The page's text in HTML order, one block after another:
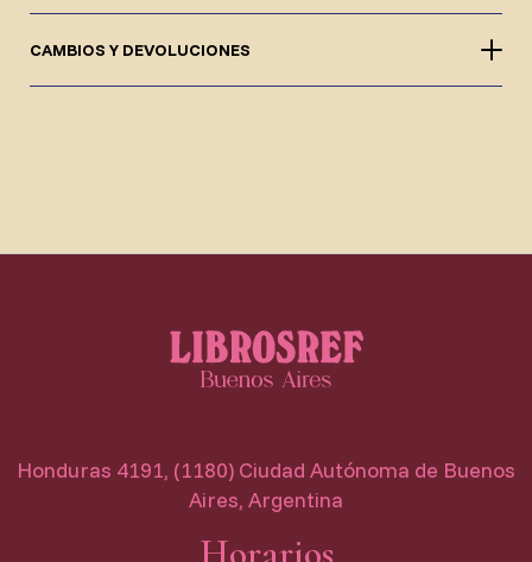
CAMBIOS Y DEVOLUCIONES
Honduras 4191, (1180) Ciudad Autónoma de Buenos
Aires, Argentina
Horarios